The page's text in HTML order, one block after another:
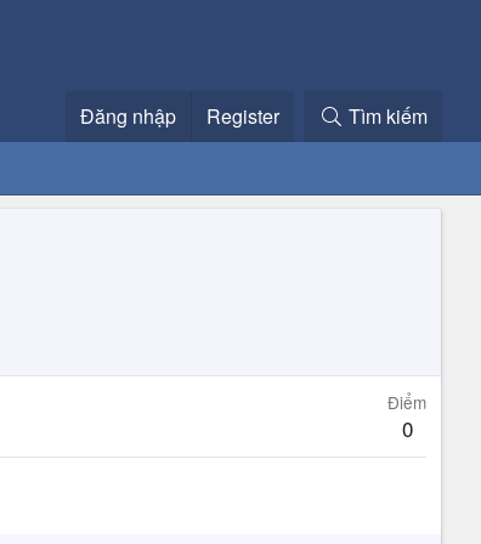
Đăng nhập Register Tìm kiếm
Điểm
0